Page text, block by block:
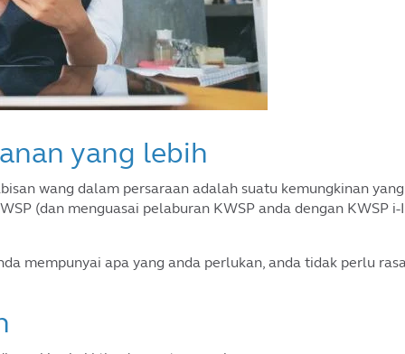
yang lebih
wang dalam persaraan adalah suatu kemungkinan
(dan menguasai pelaburan KWSP anda dengan KWSP
mempunyai apa yang anda perlukan, anda tidak perlu